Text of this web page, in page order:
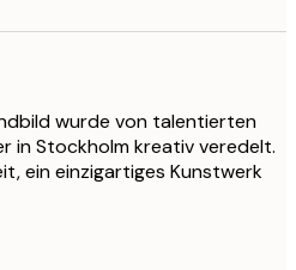
wurde von talentierten
in Stockholm kreativ veredelt.
ein einzigartiges Kunstwerk